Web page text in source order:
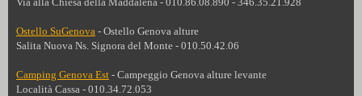
Ostello SuGenova - Ostello Genova alture
Salita Nuova Ns. Signora del Monte - 010.50.42.06
Camping Genova Est - Campeggio Genova alture levante
Località Cassa - 010.34.72.053